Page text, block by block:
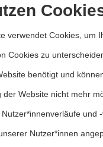
für Autor*innen
für Dossiers
verwendet Cookies, um
Cookies zu
benötigt und
der Website nicht mehr
und
Nutzer*innen